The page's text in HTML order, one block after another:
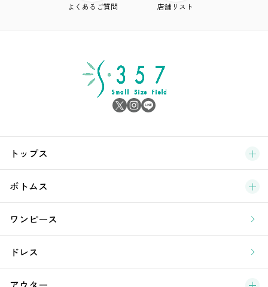
ブ
新
ラ
ア
よくあるご質問 店舗リスト
トップス
ボトムス
ワンピース
ドレス